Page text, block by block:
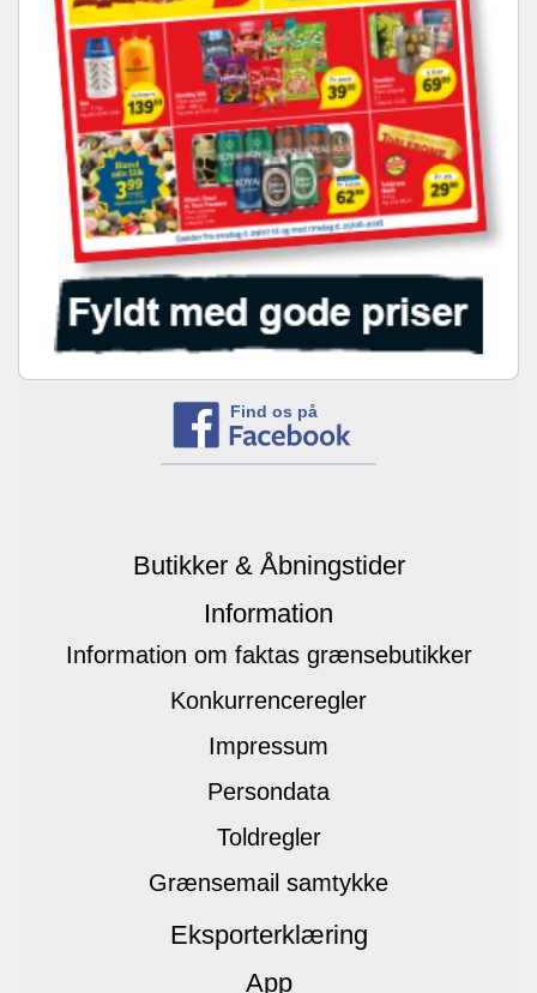
Find os på
Butikker & Åbningstider
Information
Information om faktas grænsebutikker
Konkurrenceregler
Impressum
Persondata
Toldregler
Grænsemail samtykke
Eksporterklæring
App